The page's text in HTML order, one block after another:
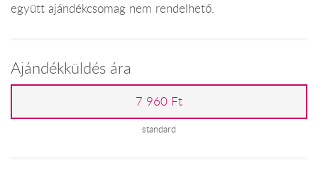
együtt ajándékcsomag nem rendelhető.
Ajándékküldés ára
7 960 Ft
standard